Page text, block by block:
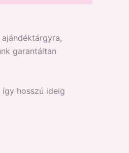
garantáltan
hosszú ideig